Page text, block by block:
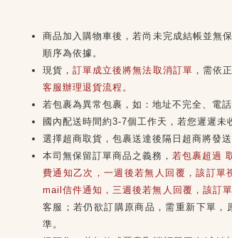
商品加入購物車後，若尚未完成結帳並無
順序為依據。
現貨，訂單成立後將無法取消訂單 ，需依
客服辦理退貨流程。
若包裹為異常包裹，如：地址不完全、電
國內配送時間約3-7個工作天，若您遲遲未
選擇超商取貨，包裹送達後隔日超商將發
本司無保留訂單商品之義務，若包裹超過
費通知乙次，一週後若無人回覆，該訂
mail信件通知，三週後若無人回覆，該訂單
客服；若仍欲訂購原商品，需重新下單
準。